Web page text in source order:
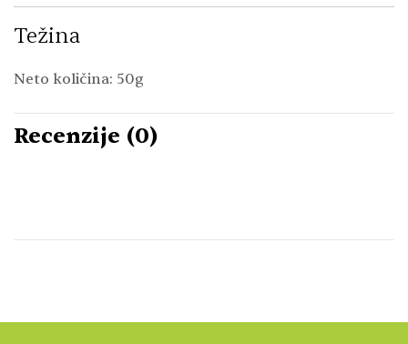
Težina
Neto količina: 50g
Recenzije (0)